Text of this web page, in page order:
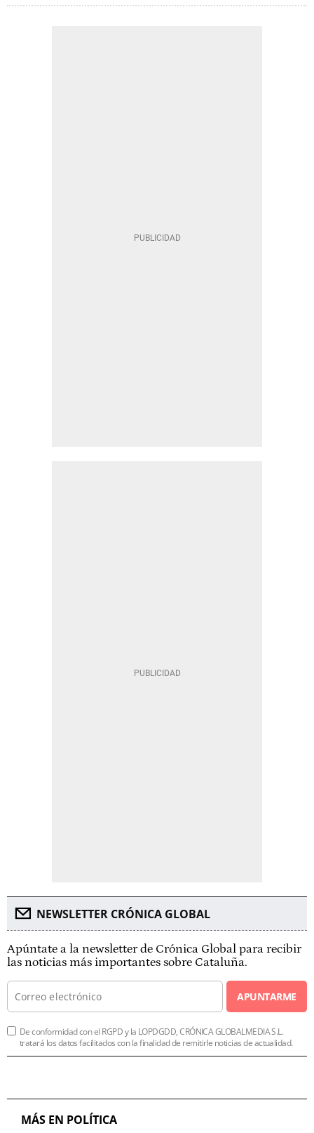
NEWSLETTER CRÓNICA GLOBAL
Apúntate a la newsletter de Crónica Global para recibir
las noticias más importantes sobre Cataluña.
APUNTARME
De conformidad con el RGPD y la LOPDGDD, CRÓNICA GLOBALMEDIA S.L.
tratará los datos facilitados con la finalidad de remitirle noticias de actualidad.
MÁS EN POLÍTICA